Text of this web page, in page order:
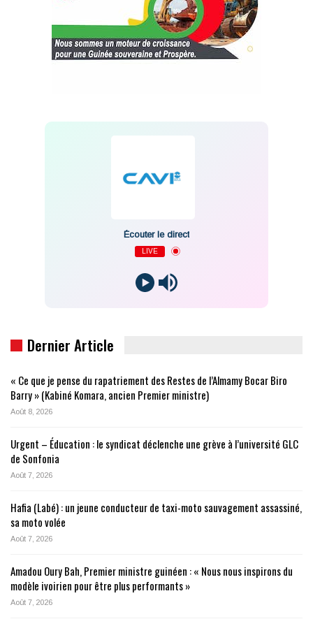
Écouter le direct
LIVE
Dernier Article
« Ce que je pense du rapatriement des Restes de l’Almamy Bocar Biro
Barry » (Kabiné Komara, ancien Premier ministre)
Août 8, 2026
Urgent – Éducation : le syndicat déclenche une grève à l’université GLC
de Sonfonia
Août 7, 2026
Hafia (Labé) : un jeune conducteur de taxi-moto sauvagement assassiné,
sa moto volée
Août 7, 2026
Amadou Oury Bah, Premier ministre guinéen : « Nous nous inspirons du
modèle ivoirien pour être plus performants »
Août 7, 2026